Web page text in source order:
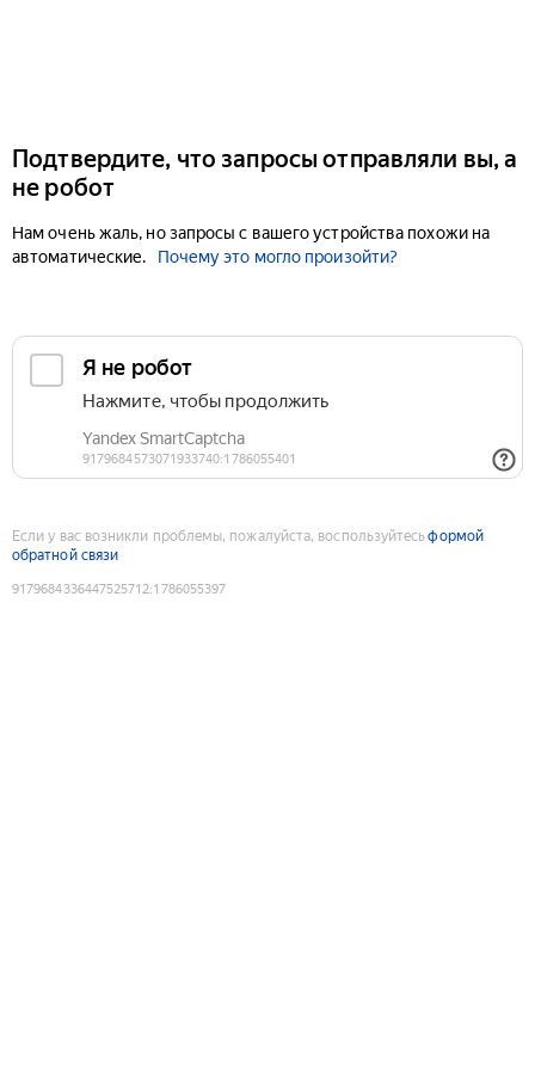
Подтвердите, что запросы отправляли вы, а
не робот
Нам очень жаль, но запросы с вашего устройства похожи на
автоматические.
Почему это могло произойти?
Если у вас возникли проблемы, пожалуйста, воспользуйтесьформой
обратной связи
9179684336447525712:1786055397